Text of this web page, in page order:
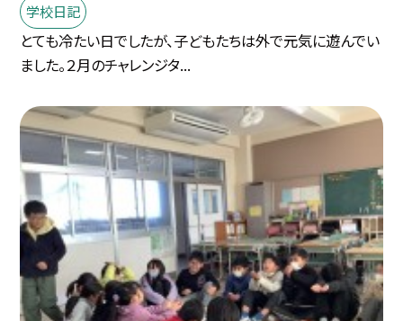
学校日記
とても冷たい日でしたが、子どもたちは外で元気に遊んでい
ました。２月のチャレンジタ...